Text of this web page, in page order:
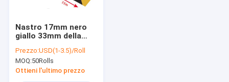
Nastro 17mm nero
giallo 33mm della
pavimento della sala
pulita ESD 50mm
Prezzo:USD(1-3.5)/Roll
MOQ:50Rolls
Ottieni l'ultimo prezzo